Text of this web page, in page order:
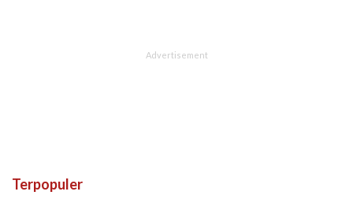
Terpopuler